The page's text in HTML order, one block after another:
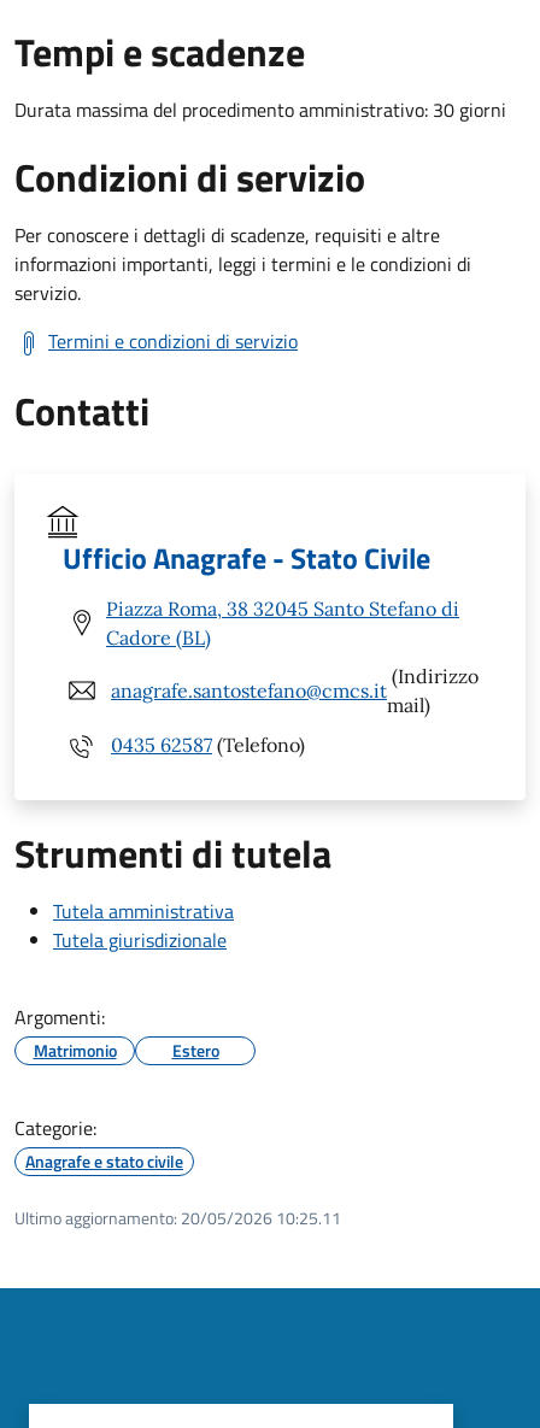
Tempi e scadenze
Durata massima del procedimento amministrativo: 30 giorni
Condizioni di servizio
Per conoscere i dettagli di scadenze, requisiti e altre
informazioni importanti, leggi i termini e le condizioni di
servizio.
Termini e condizioni di servizio
Contatti
Ufficio Anagrafe - Stato Civile
Piazza Roma, 38 32045 Santo Stefano di
Cadore (BL)
anagrafe.santostefano@cmcs.it
(Indirizzo
mail)
0435 62587 (Telefono)
Strumenti di tutela
Tutela amministrativa
Tutela giurisdizionale
Argomenti:
Matrimonio Estero
Categorie:
Anagrafe e stato civile
Ultimo aggiornamento: 20/05/2026 10:25.11